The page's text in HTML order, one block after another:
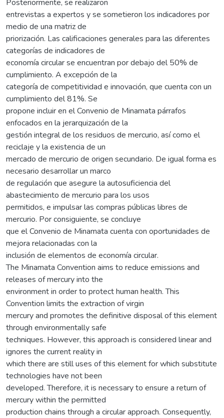
Posteriormente, se realizaron
entrevistas a expertos y se sometieron los indicadores por
medio de una matriz de
priorización. Las calificaciones generales para las diferentes
categorías de indicadores de
economía circular se encuentran por debajo del 50% de
cumplimiento. A excepción de la
categoría de competitividad e innovación, que cuenta con un
cumplimiento del 81%. Se
propone incluir en el Convenio de Minamata párrafos
enfocados en la jerarquización de la
gestión integral de los residuos de mercurio, así como el
reciclaje y la existencia de un
mercado de mercurio de origen secundario. De igual forma es
necesario desarrollar un marco
de regulación que asegure la autosuficiencia del
abastecimiento de mercurio para los usos
permitidos, e impulsar las compras públicas libres de
mercurio. Por consiguiente, se concluye
que el Convenio de Minamata cuenta con oportunidades de
mejora relacionadas con la
inclusión de elementos de economía circular.
The Minamata Convention aims to reduce emissions and
releases of mercury into the
environment in order to protect human health. This
Convention limits the extraction of virgin
mercury and promotes the definitive disposal of this element
through environmentally safe
techniques. However, this approach is considered linear and
ignores the current reality in
which there are still uses of this element for which substitute
technologies have not been
developed. Therefore, it is necessary to ensure a return of
mercury within the permitted
production chains through a circular approach. Consequently,